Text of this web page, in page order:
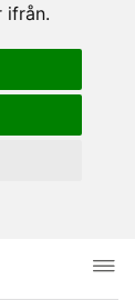
ifrån.